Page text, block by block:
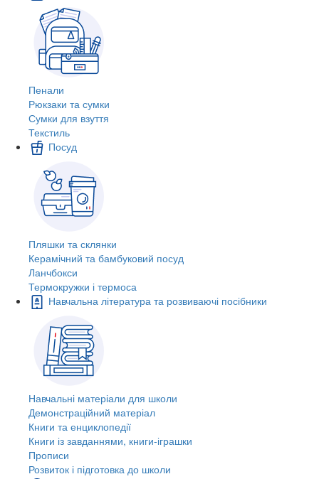
Пенали
Рюкзаки та сумки
Сумки для взуття
Текстиль
Посуд
Пляшки та склянки
Керамічний та бамбуковий посуд
Ланчбокси
Термокружки і термоса
Навчальна література та розвиваючі посібники
Навчальні матеріали для школи
Демонстраційний матеріал
Книги та енциклопедії
Книги із завданнями, книги-іграшки
Прописи
Розвиток і підготовка до школи